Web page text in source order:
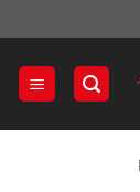
to
content